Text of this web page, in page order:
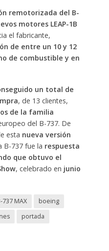
remotorizada del B-
motores LEAP-1B
el fabricante,
de entre un 10 y 12
de combustible y en
un total de
, de 13 clientes,
de la familia
del B-737. De
esta nueva versión
B-737 fue la respuesta
que obtuvo el
, celebrado en junio
737 MAX
boeing
portada